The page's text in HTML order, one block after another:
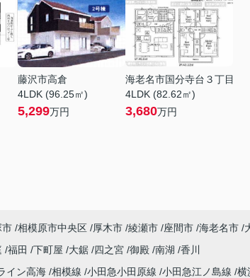
藤沢市高倉
4LDK (96.25㎡)
5,299万円
海老名市国分寺台３丁目
4LDK (82.62㎡)
3,680万円
市 相模原市中央区 厚木市 綾瀬市 座間市 海老名市
福田 下町屋 大鋸 四之宮 御殿 南湖 香川
イン高海 相模線 小田急小田原線 小田急江ノ島線 横